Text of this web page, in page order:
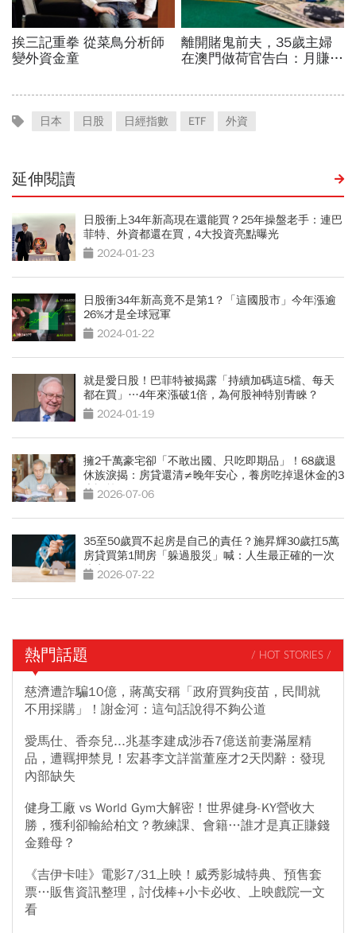
日本 日股 日經指數 ETF 外資
延伸閱讀
日股衝上34年新高現在還能買？25年操盤老手：連巴
菲特、外資都還在買，4大投資亮點曝光
2024-01-23
日股衝34年新高竟不是第1？「這國股市」今年漲逾
26%才是全球冠軍
2024-01-22
就是愛日股！巴菲特被揭露「持續加碼這5檔、每天
都在買」…4年來漲破1倍，為何股神特別青睞？
2024-01-19
擁2千萬豪宅卻「不敢出國、只吃即期品」！68歲退
休族淚揭：房貸還清≠晚年安心，養房吃掉退休金的3
大誤算
2026-07-06
35至50歲買不起房是自己的責任？施昇輝30歲扛5萬
房貸買第1間房「躲過股災」喊：人生最正確的一次
決定2026-07-22
熱門話題 / HOT STORIES /
慈濟遭詐騙10億，蔣萬安稱「政府買夠疫苗，民間就
不用採購」！謝金河：這句話說得不夠公道
愛馬仕、香奈兒...兆基李建成涉吞7億送前妻滿屋精
品，遭羈押禁見！宏碁李文詳當董座才2天閃辭：發現
內部缺失
健身工廠 vs World Gym大解密！世界健身-KY營收大
勝，獲利卻輸給柏文？教練課、會籍…誰才是真正賺錢
金雞母？
《吉伊卡哇》電影7/31上映！威秀影城特典、預售套
票…販售資訊整理，討伐棒+小卡必收、上映戲院一文
看